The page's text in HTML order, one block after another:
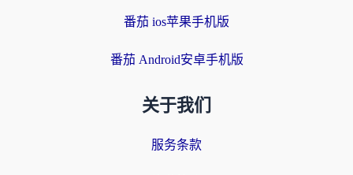
番茄 ios苹果手机版
番茄 Android安卓手机版
关于我们
服务条款